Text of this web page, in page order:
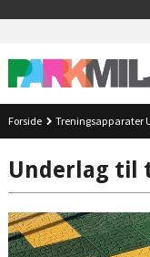
Forside Treningsapparater
Underlag til